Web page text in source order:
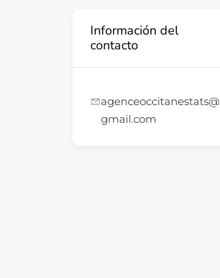
Información del
contacto
agenceoccitanestats@
gmail.com